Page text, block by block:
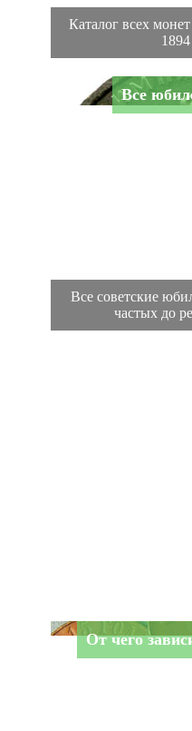
Каталог всех
Все
Все советские
частых до
От чего